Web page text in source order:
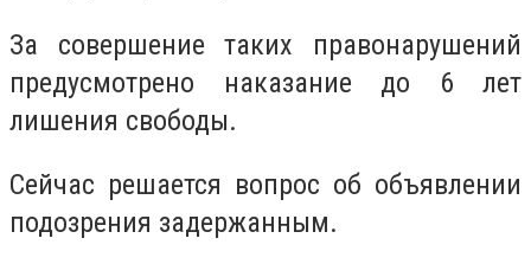
За совершение таких правонарушений
предусмотрено наказание до 6 лет
лишения свободы.
Сейчас решается вопрос об объявлении
подозрения задержанным.